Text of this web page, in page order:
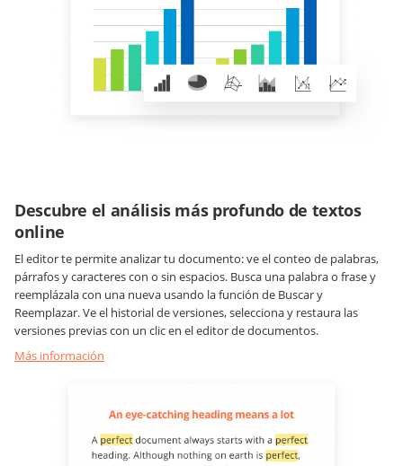
Descubre el análisis más profundo de textos
online
El editor te permite analizar tu documento: ve el conteo de palabras,
párrafos y caracteres con o sin espacios. Busca una palabra o frase y
reemplázala con una nueva usando la función de Buscar y
Reemplazar. Ve el historial de versiones, selecciona y restaura las
versiones previas con un clic en el editor de documentos.
Más información